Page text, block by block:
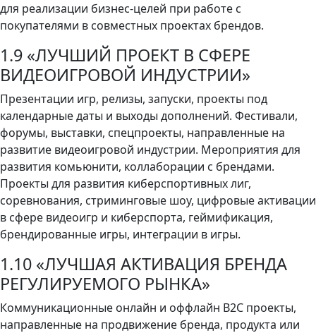
для реализации бизнес-целей при работе с
покупателями в совместных проектах брендов.
1.9 «ЛУЧШИЙ ПРОЕКТ В СФЕРЕ
ВИДЕОИГРОВОЙ ИНДУСТРИИ»
Презентации игр, релизы, запуски, проекты под
календарные даты и выходы дополнений. Фестивали,
форумы, выставки, спецпроекты, направленные на
развитие видеоигровой индустрии. Мероприятия для
развития комьюнити, коллаборации с брендами.
Проекты для развития киберспортивных лиг,
соревнования, стриминговые шоу, цифровые активации
в сфере видеоигр и киберспорта, геймификация,
брендированные игры, интеграции в игры.
1.10 «ЛУЧШАЯ АКТИВАЦИЯ БРЕНДА
РЕГУЛИРУЕМОГО РЫНКА»
Коммуникационные онлайн и оффлайн B2C проекты,
направленные на продвижение бренда, продукта или